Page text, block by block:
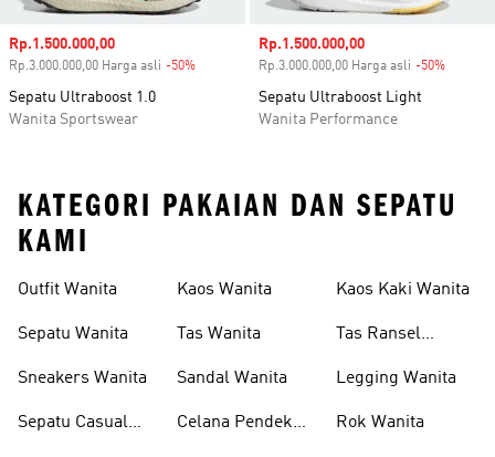
Harga penjualan
Rp.1.500.000,00
Rp.3.000.000,00 Harga asli -50%
Sepatu Ultraboost 1.0
Wanita Sportswear
Harga penjualan
Rp.1.500.000,00
Rp.3.000.000,00 Harga asli -50%
Sepatu Ultraboost Light
Wanita Performance
KATEGORI PAKAIAN DAN SEPATU
KAMI
Outfit Wanita
Sepatu Wanita
Sneakers Wanita
Sepatu Casual
Kaos Wanita
Tas Wanita
Sandal Wanita
Celana Pendek
Kaos Kaki Wanita
Tas Ransel
Legging Wanita
Rok Wanita